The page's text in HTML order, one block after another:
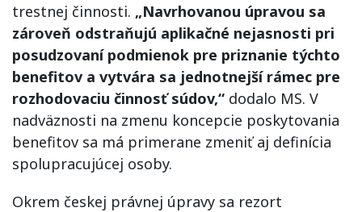
trestnej činnosti. „Navrhovanou úpravou sa
zároveň odstraňujú aplikačné nejasnosti pri
posudzovaní podmienok pre priznanie týchto
benefitov a vytvára sa jednotnejší rámec pre
rozhodovaciu činnosť súdov,“ dodalo MS. V
nadväznosti na zmenu koncepcie poskytovania
benefitov sa má primerane zmeniť aj definícia
spolupracujúcej osoby.
Okrem českej právnej úpravy sa rezort